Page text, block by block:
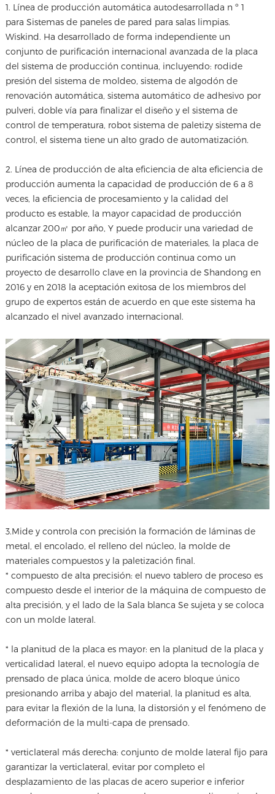
1. Línea de producción automática autodesarrollada n º 1
para Sistemas de paneles de pared para salas limpias.
Wiskind. Ha desarrollado de forma independiente un
conjunto de purificación internacional avanzada de la placa
del sistema de producción continua, incluyendo: rodide
presión del sistema de moldeo, sistema de algodón de
renovación automática, sistema automático de adhesivo por
pulveri, doble vía para finalizar el diseño y el sistema de
control de temperatura, robot sistema de paletizy sistema de
control, el sistema tiene un alto grado de automatización.
2. Línea de producción de alta eficiencia de alta eficiencia de
producción aumenta la capacidad de producción de 6 a 8
veces, la eficiencia de procesamiento y la calidad del
producto es estable, la mayor capacidad de producción
alcanzar 200㎡ por año, Y puede producir una variedad de
núcleo de la placa de purificación de materiales, la placa de
purificación sistema de producción continua como un
proyecto de desarrollo clave en la provincia de Shandong en
2016 y en 2018 la aceptación exitosa de los miembros del
grupo de expertos están de acuerdo en que este sistema ha
alcanzado el nivel avanzado internacional.
3.Mide y controla con precisión la formación de láminas de
metal, el encolado, el relleno del núcleo, la molde de
materiales compuestos y la paletización final.
* compuesto de alta precisión: el nuevo tablero de proceso es
compuesto desde el interior de la máquina de compuesto de
alta precisión, y el lado de la Sala blanca Se sujeta y se coloca
con un molde lateral.
* la planitud de la placa es mayor: en la planitud de la placa y
verticalidad lateral, el nuevo equipo adopta la tecnología de
prensado de placa única, molde de acero bloque único
presionando arriba y abajo del material, la planitud es alta,
para evitar la flexión de la luna, la distorsión y el fenómeno de
deformación de la multi-capa de prensado.
* verticlateral más derecha: conjunto de molde lateral fijo para
garantizar la verticlateral, evitar por completo el
desplazamiento de las placas de acero superior e inferior